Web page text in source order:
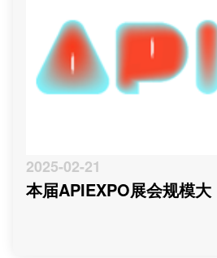
2025-02-21
本届APIEXPO展会规模